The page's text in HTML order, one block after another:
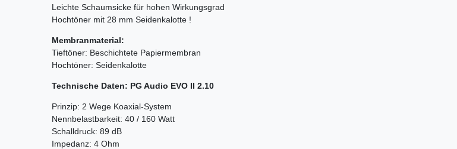
Leichte Schaumsicke für hohen Wirkungsgrad
Hochtöner mit 28 mm Seidenkalotte !
Membranmaterial:
Tieftöner: Beschichtete Papiermembran
Hochtöner: Seidenkalotte
Technische Daten: PG Audio EVO II 2.10
Prinzip: 2 Wege Koaxial-System
Nennbelastbarkeit: 40 / 160 Watt
Schalldruck: 89 dB
Impedanz: 4 Ohm